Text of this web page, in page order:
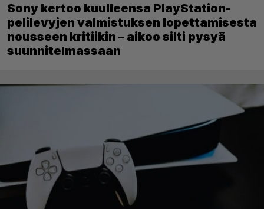
Sony kertoo kuulleensa PlayStation-
pelilevyjen valmistuksen lopettamisesta
nousseen kritiikin – aikoo silti pysyä
suunnitelmassaan